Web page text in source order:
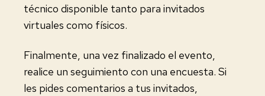
técnico disponible tanto para invitados
virtuales como físicos.
Finalmente, una vez finalizado el evento,
realice un seguimiento con una encuesta. Si
les pides comentarios a tus invitados,